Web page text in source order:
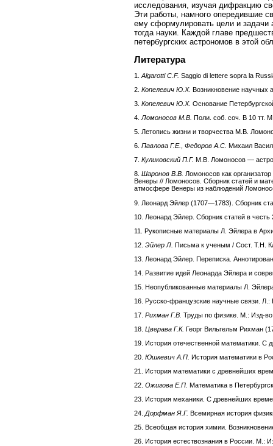
исследования, изучая дифракцию
Эти работы, намного опередившие
ему сформулировать цели и задачи
тогда науки. Каждой главе
петербургских астрономов в этой
Литература
1. Algarotti C.F. Saggio di lettere sopra la
2. Копелевич Ю.Х. Возникновение
3. Копелевич Ю.Х. Основание
4. Ломоносов М.В.
Поли. соб. соч. В 10
5. Летопись жизни и творчества М.В.
6. Павлова Г.Е. Федоров А.С. Михаил
7. Куликовский П.Г. М.В. Ломоносов —
8. Шаронов В.В. Ломоносов как
Венеры // Ломоносов. Сборник статей и
атмосфере Венеры из наблюдений
9. Леонард Эйлер (1707—1783). Сборник
10. Леонард Эйлер. Сборник статей в
11. Рукописные материалы Л. Эйлера в
12. Эйлер Л. Письма к ученым / Сост. Т.Н.
13. Леонард Эйлер. Переписка.
14. Развитие идей Леонарда Эйлера и
15. Неопубликованные материалы Л.
16. Русско-французские научные связи. Л.:
17. Рихман Г.В. Труды по физике. М.: Изд-
18. Цверава Г.К. Георг Вильгельм Рихман
19. История отечественной математики. С
20. Юшкевич А.П. История математики в
21. История математики с древнейших
22. Ожигова Е.П. Математика в
23. История механики. С древнейших
24. Дорфман Я.Г. Всемирная история
25. Всеобщая история химии.
26. История естествознания в России. М.: